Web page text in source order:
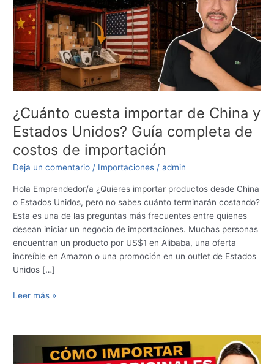
¿Cuánto cuesta importar de China y
Estados Unidos? Guía completa de
costos de importación
Deja un comentario / Importaciones /admin
Hola Emprendedor/a ¿Quieres importar productos desde China
o Estados Unidos, pero no sabes cuánto terminarán costando?
Esta es una de las preguntas más frecuentes entre quienes
desean iniciar un negocio de importaciones. Muchas personas
encuentran un producto por US$1 en Alibaba, una oferta
increíble en Amazon o una promoción en un outlet de Estados
Unidos […]
China
y
Estados
Unidos?
Guía
completa
de
costos
de
importación
Leer más »
Mejores